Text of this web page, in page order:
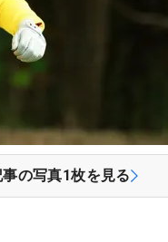
事の写真1枚を見る